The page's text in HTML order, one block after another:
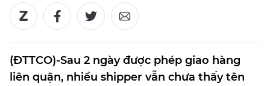
(ĐTTCO)-Sau 2 ngày được phép giao hàng
liên quận, nhiều shipper vẫn chưa thấy tên